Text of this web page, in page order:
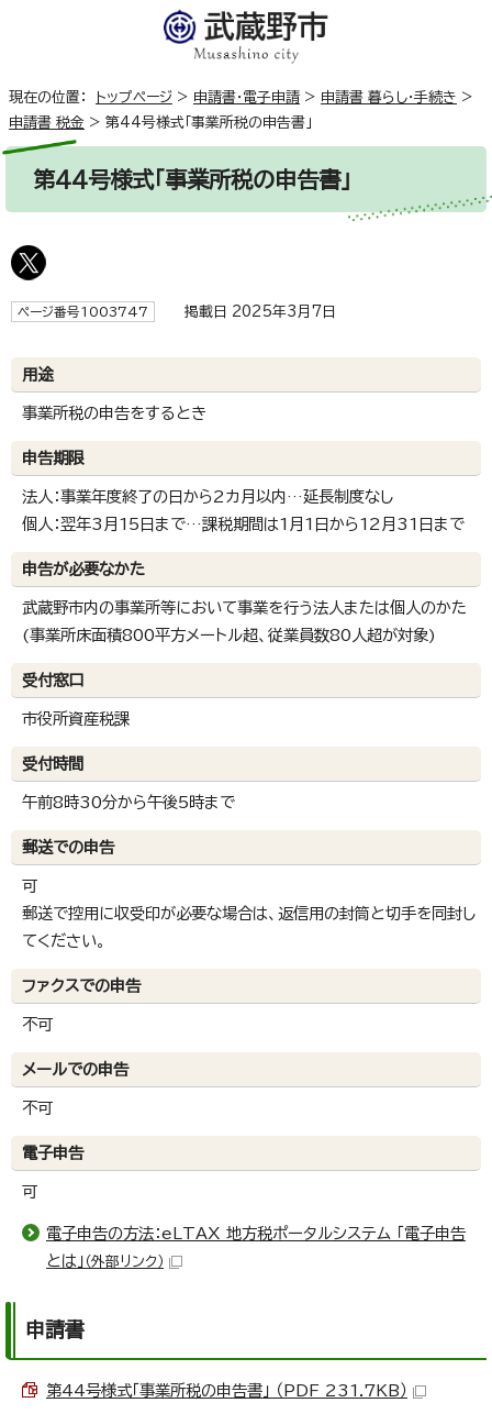
現在の位置： トップページ > 申請書・電子申請 > 申請書 暮らし・手続き >
申請書 税金 > 第44号様式「事業所税の申告書」
第44号様式「事業所税の申告書」
ページ番号1003747 掲載日 2025年3月7日
用途
事業所税の申告をするとき
申告期限
法人：事業年度終了の日から2カ月以内…延長制度なし
個人：翌年3月15日まで…課税期間は1月1日から12月31日まで
申告が必要なかた
武蔵野市内の事業所等において事業を行う法人または個人のかた
(事業所床面積800平方メートル超、従業員数80人超が対象)
受付窓口
市役所資産税課
受付時間
午前8時30分から午後5時まで
郵送での申告
可
郵送で控用に収受印が必要な場合は、返信用の封筒と切手を同封し
てください。
ファクスでの申告
不可
メールでの申告
不可
電子申告
可
電子申告の方法：eLTAX 地方税ポータルシステム 「電子申告
とは」 （外部リンク）
申請書
第44号様式「事業所税の申告書」 （PDF 231.7KB）